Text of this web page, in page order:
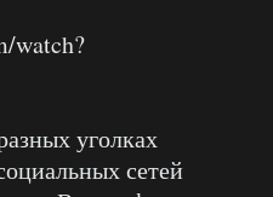
watch?
уголках
сетей